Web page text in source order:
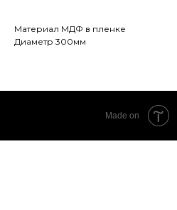
Материал МДФ в пленке
Диаметр 300мм
Made on